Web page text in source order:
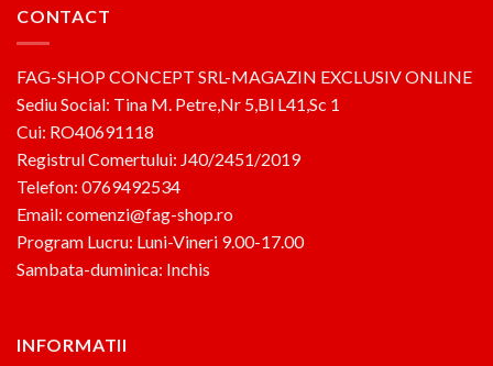
CONTACT
FAG-SHOP CONCEPT SRL-MAGAZIN EXCLUSIV ONLINE
Sediu Social: Tina M. Petre,Nr 5,Bl L41,Sc 1
Cui: RO40691118
Registrul Comertului: J40/2451/2019
Telefon: 0769492534
Email: comenzi@fag-shop.ro
Program Lucru: Luni-Vineri 9.00-17.00
Sambata-duminica: Inchis
INFORMATII